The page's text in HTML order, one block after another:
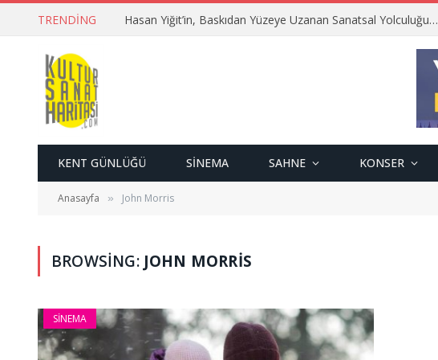
TRENDING Hasan Yiğit’in, Baskıdan Yüzeye Uzanan Sanatsal Yolculuğu…
KENT GÜNLÜĞÜ SINEMA SAHNE KONSER
Anasayfa » John Morris
BROWSING: JOHN MORRIS
SINEMA